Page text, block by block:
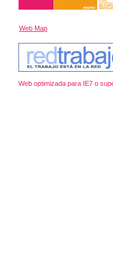
Web Map
Web optimizada para IE7 o